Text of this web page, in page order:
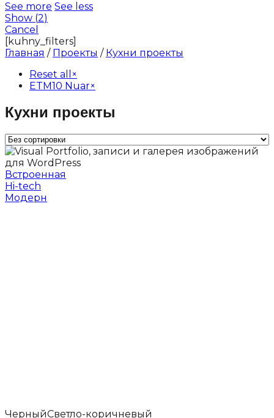
See more See less
Show (2)
Cancel
[kuhny_filters]
Главная / Проекты / Кухни проекты
Reset all
×
ETM10 Nuar×
Кухни проекты
Встроенная
Hi-tech
Модерн
ЧерныйСветло-коричневый